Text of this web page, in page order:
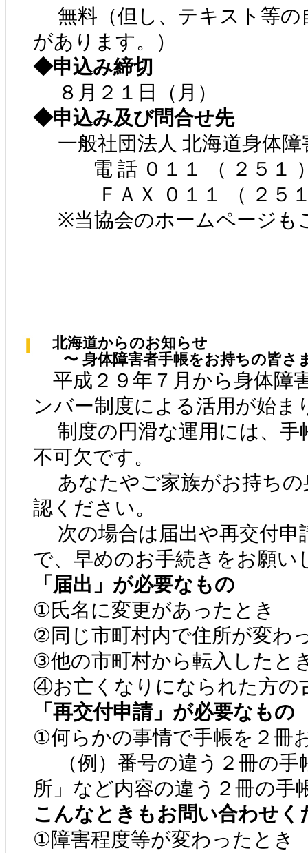
無料（但し、テキスト等の
があります。）
◆申込み締切
８月２１日（月）
◆申込み及び問合せ先
一般社団法人 北海道身体障
電 話 ０１１ （ ２５１
ＦＡＸ ０１１ （ ２５１
※当協会のホームページも
北海道からのお知らせ
〜 身体障害者手帳をお持ちの皆さ
平成２９年７月から身体障
ンバー制度による活用が始ま
制度の円滑な運用には、手
不可欠です。
あなたやご家族がお持ちの
認ください。
次の場合は届出や再交付申
で、早めのお手続きをお願い
「届出」が必要なもの
①氏名に変更があったとき
②同じ市町村内で住所が変わ
③他の市町村から転入したと
④お亡くなりになられた方の
「再交付申請」が必要なもの
①何らかの事情で手帳を２冊
（例）番号の違う２冊の手
所」など内容の違う２冊の手
こんなときもお問い合わせく
①障害程度等が変わったとき